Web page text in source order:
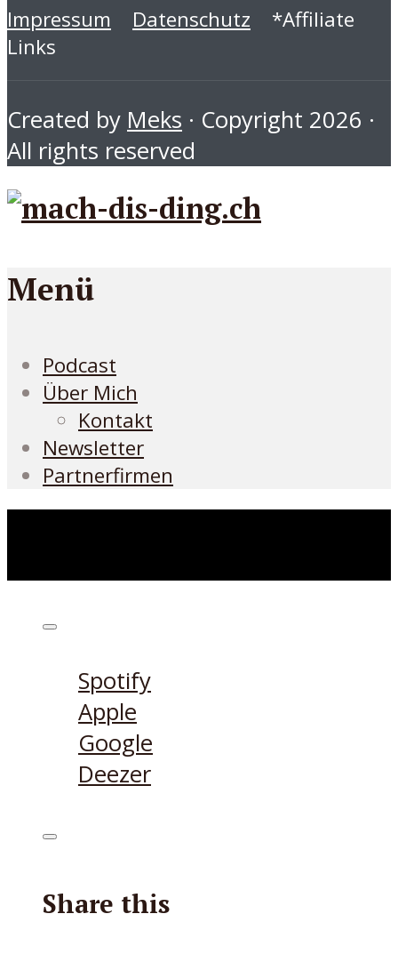
Impressum Datenschutz *Affiliate
Links
Created by Meks · Copyright 2026 ·
All rights reserved
Menü
Podcast
Über Mich
Kontakt
Newsletter
Partnerfirmen
Spotify
Apple
Google
Deezer
Share this